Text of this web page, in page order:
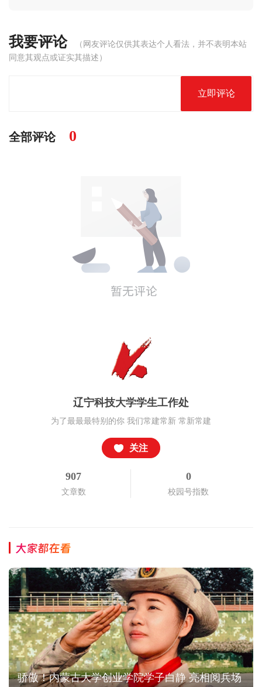
我要评论
（网友评论仅供其表达个人看法，并不表明本站
同意其观点或证实其描述）
立即评论
全部评论 0
辽宁科技大学学生工作处
为了最最最特别的你 我们常建常新 常新常建
关注
907
文章数
0
校园号指数
大家都在看
骄傲！内蒙古大学创业学院学子白静 亮相阅兵场